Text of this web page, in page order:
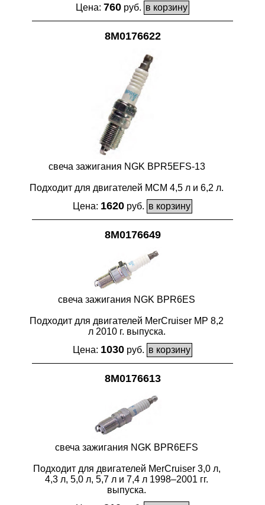
Цена: 760 руб.
8M0176622
свеча зажигания NGK BPR5EFS-13
Подходит для двигателей MCM 4,5 л и 6,2 л.
Цена: 1620 руб.
8M0176649
свеча зажигания NGK BPR6ES
Подходит для двигателей MerCruiser MP 8,2
л 2010 г. выпуска.
Цена: 1030 руб.
8M0176613
свеча зажигания NGK BPR6EFS
Подходит для двигателей MerCruiser 3,0 л,
4,3 л, 5,0 л, 5,7 л и 7,4 л 1998–2001 гг.
выпуска.